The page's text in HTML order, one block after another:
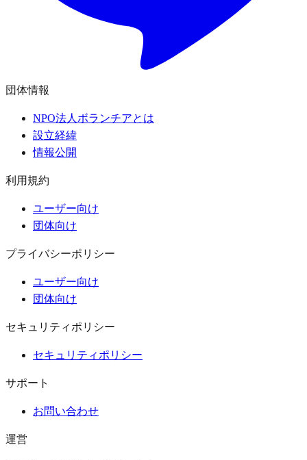
団体情報
NPO法人ボランチアとは
設立経緯
情報公開
利用規約
ユーザー向け
団体向け
プライバシーポリシー
ユーザー向け
団体向け
セキュリティポリシー
セキュリティポリシー
サポート
お問い合わせ
運営